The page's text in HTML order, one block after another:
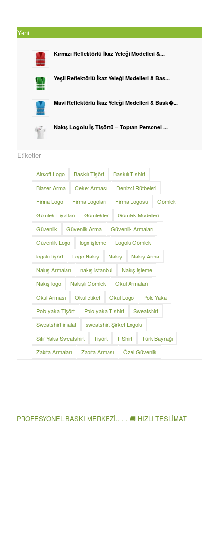
Yeni
Kırmızı Reflektörlü İkaz Yeleği Modelleri &...
Yeşil Reflektörlü İkaz Yeleği Modelleri & Bas...
Mavi Reflektörlü İkaz Yeleği Modelleri & Bask�...
Nakış Logolu İş Tişörtü – Toptan Personel ...
Etiketler
Airsoft Logo Baskılı Tişört
Baskılı T shirt
Blazer Arma
Ceket Arması
Denizci Rütbeleri
Firma Logo
Firma Logoları Firma Logosu
Gömlek
Gömlek Fiyatları
Gömlekler
Gömlek Modelleri
Güvenlik
Güvenlik Arma
Güvenlik Armaları
Güvenlik Logo
logo işleme
Logolu Gömlek
logolu tişört
Logo Nakış Nakış
Nakış Arma
Nakış Armaları
nakış istanbul
Nakış işleme
Nakış logo
Nakışlı Gömlek
Okul Armaları
Okul Arması
Okul etiket Okul Logo
Polo Yaka
Polo yaka Tişört
Polo yaka T shirt
Sweatshirt
Sweatshirt imalat
sweatshirt Şirket Logolu
Sıfır Yaka Sweatshirt
Tişört T Shirt
Türk Bayrağı
Zabıta Armaları
Zabıta Arması Özel Güvenlik
PROFESYONEL BASKI MERKEZİ.. . . 🚚 HIZLI TESLİMAT